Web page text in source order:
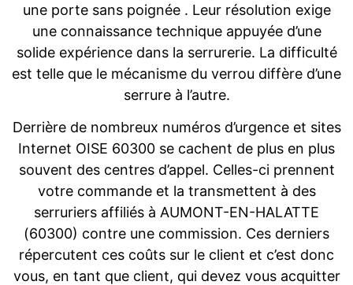
une porte sans poignée . Leur résolution exige
une connaissance technique appuyée d’une
solide expérience dans la serrurerie. La difficulté
est telle que le mécanisme du verrou diffère d’une
serrure à l’autre.
Derrière de nombreux numéros d’urgence et sites
Internet OISE 60300 se cachent de plus en plus
souvent des centres d’appel. Celles-ci prennent
votre commande et la transmettent à des
serruriers affiliés à AUMONT-EN-HALATTE
(60300) contre une commission. Ces derniers
répercutent ces coûts sur le client et c’est donc
vous, en tant que client, qui devez vous acquitter